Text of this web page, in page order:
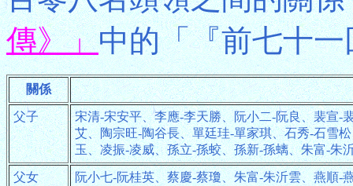
傳》」中的「『前七十
關係
父子
宋清-宋安平、李應-李天勝、阮小二-阮良、裴宣-
艾、陶宗旺-陶谷長、單廷珪-單家琪、石秀-石雪
玉、凌振-凌威、孫立-孫蛟、孫新-孫螭、朱富-朱
父女
阮小七-阮桂英、蔡慶-蔡瓊、朱富-朱沂雲、燕順-